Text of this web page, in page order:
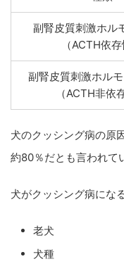
副腎皮質刺激ホル
（ACTH依存
副腎皮質刺激ホル
（ACTH非依
犬のクッシング病の原
約80％だとも言われて
犬がクッシング病にな
老犬
犬種